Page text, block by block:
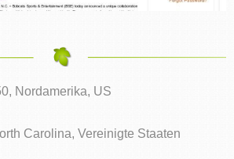
Nordamerika, US
Carolina, Vereinigte Staaten